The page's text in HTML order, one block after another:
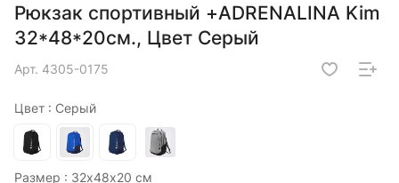
Рюкзак спортивный +ADRENALINA Kim
32*48*20см., Цвет Серый
Арт. 4305-0175
Цвет : Серый
Размер : 32х48х20 см